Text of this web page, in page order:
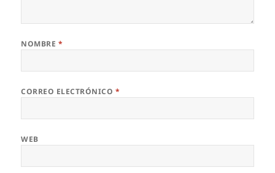
NOMBRE *
CORREO ELECTRÓNICO *
WEB